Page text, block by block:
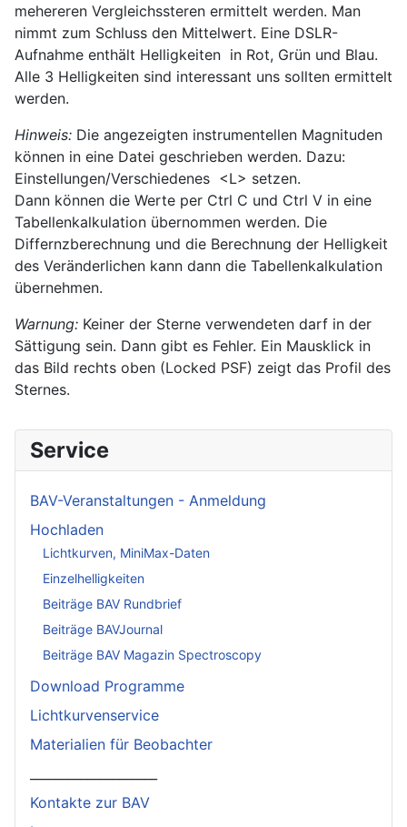
mehereren Vergleichssteren ermittelt werden. Man
nimmt zum Schluss den Mittelwert. Eine DSLR-
Aufnahme enthält Helligkeiten in Rot, Grün und Blau.
Alle 3 Helligkeiten sind interessant uns sollten ermittelt
werden.
Hinweis: Die angezeigten instrumentellen Magnituden
können in eine Datei geschrieben werden. Dazu:
Einstellungen/Verschiedenes <L> setzen.
Dann können die Werte per Ctrl C und Ctrl V in eine
Tabellenkalkulation übernommen werden. Die
Differnzberechnung und die Berechnung der Helligkeit
des Veränderlichen kann dann die Tabellenkalkulation
übernehmen.
Warnung: Keiner der Sterne verwendeten darf in der
Sättigung sein. Dann gibt es Fehler. Ein Mausklick in
das Bild rechts oben (Locked PSF) zeigt das Profil des
Sternes.
Service
BAV-Veranstaltungen - Anmeldung
Hochladen
Lichtkurven, MiniMax-Daten
Einzelhelligkeiten
Beiträge BAV Rundbrief
Beiträge BAVJournal
Beiträge BAV Magazin Spectroscopy
Download Programme
Lichtkurvenservice
Materialien für Beobachter
Kontakte zur BAV